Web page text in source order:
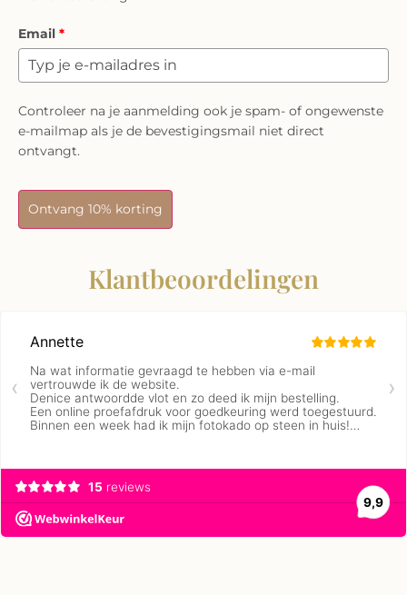
Email *
Controleer na je aanmelding ook je spam- of ongewenste
e-mailmap als je de bevestigingsmail niet direct
ontvangt.
Ontvang 10% korting
Klantbeoordelingen